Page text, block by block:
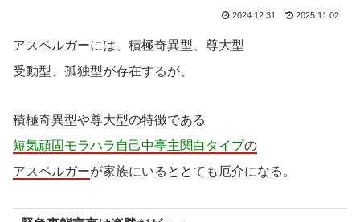
2024.12.31 2025.11.02
アスペルガーには、積極奇異型、尊大型
受動型、孤独型が存在するが、
積極奇異型や尊大型の特徴である
短気頑固モラハラ自己中亭主関白タイプの
アスペルガーが家族にいるととても厄介になる。